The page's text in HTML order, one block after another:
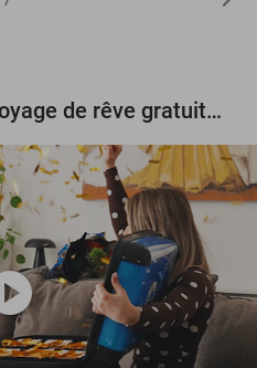
Tentez de gagner un voyage de rêve gratuit d'une valeur de 3.000 € !